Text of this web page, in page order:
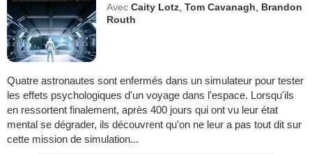
Avec Caity Lotz ,Tom Cavanagh
Brandon
Routh
Quatre astronautes sont enfermés dans un simulateur pour tester
les effets psychologiques d'un voyage dans l'espace. Lorsqu'ils
en ressortent finalement, après 400 jours qui ont vu leur état
mental se dégrader, ils découvrent qu'on ne leur a pas tout dit sur
cette mission de simulation...